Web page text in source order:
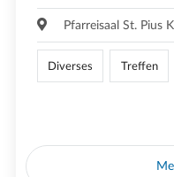
Pfarreisaal St. Pius
Diverses Treffen